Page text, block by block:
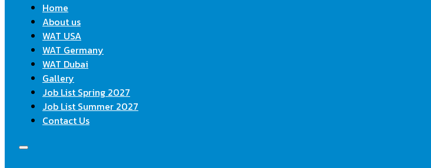
Home
About us
WAT USA
WAT Germany
WAT Dubai
Gallery
Job List Spring 2027
Job List Summer 2027
Contact Us